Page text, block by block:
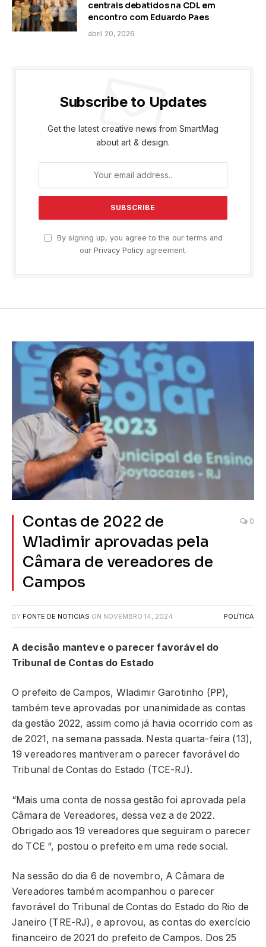
centrais debatidos na CDL em
encontro com Eduardo Paes
abril 20, 2026
Subscribe to Updates
Get the latest creative news from SmartMag
about art & design.
By signing up, you agree to the our terms and
our Privacy Policyagreement.
Contas de 2022 de
Wladimir aprovadas pela
Câmara de vereadores de
Campos
0
BY FONTE DE NOTICIAS ON NOVEMBRO 14, 2024 POLÍTICA
A decisão manteve o parecer favorável do
Tribunal de Contas do Estado
O prefeito de Campos, Wladimir Garotinho (PP),
também teve aprovadas por unanimidade as contas
da gestão 2022, assim como já havia ocorrido com as
de 2021, na semana passada. Nesta quarta-feira (13),
19 vereadores mantiveram o parecer favorável do
Tribunal de Contas do Estado (TCE-RJ).
“Mais uma conta de nossa gestão foi aprovada pela
Câmara de Vereadores, dessa vez a de 2022.
Obrigado aos 19 vereadores que seguiram o parecer
do TCE “, postou o prefeito em uma rede social.
Na sessão do dia 6 de novembro, A Câmara de
Vereadores também acompanhou o parecer
favorável do Tribunal de Contas do Estado do Rio de
Janeiro (TRE-RJ), e aprovou, as contas do exercício
financeiro de 2021 do prefeito de Campos. Dos 25